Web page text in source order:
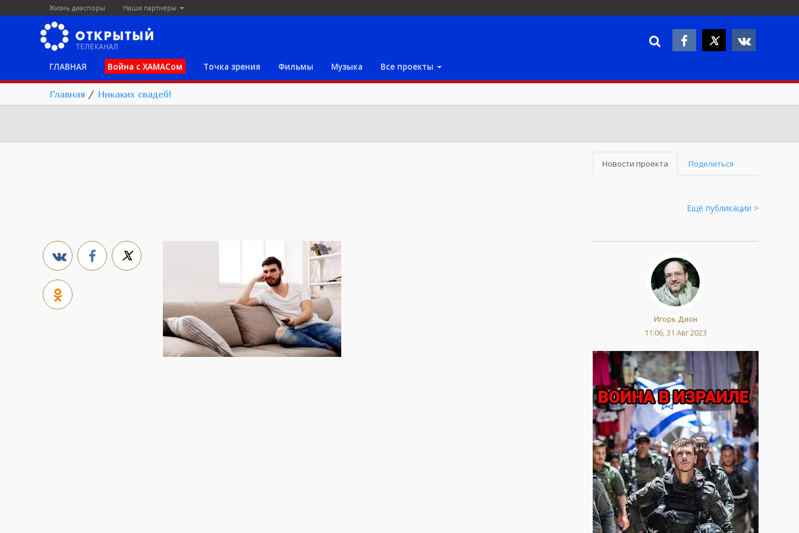
Жизнь диаспоры Наши партнеры
ГЛАВНАЯ Война с ХАМАСом Точка зрения Фильмы Музыка Все проекты
Главная / Никаких свадеб!
Новости проекта Поделиться
Ещё публикации >
Игорь Дион
11:06, 31 Авг 2023